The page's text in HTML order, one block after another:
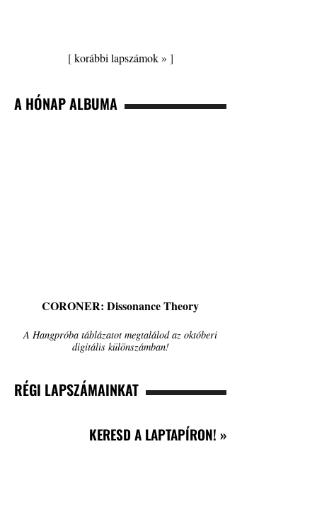
[korábbi lapszámok » ]
A HÓNAP ALBUMA
CORONER: Dissonance Theory
A Hangpróba táblázatot megtalálod az októberi
digitális különszámban!
RÉGI LAPSZÁMAINKAT
KERESD A LAPTAPÍRON! »